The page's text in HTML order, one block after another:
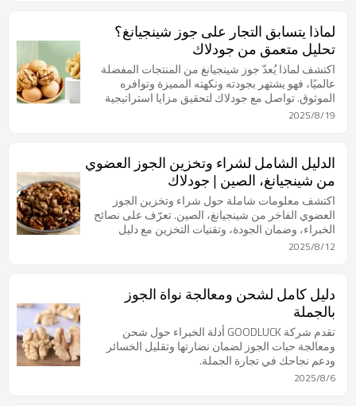
لماذا يتسابق التجار على جوز شينجيانغ؟
تحليل متعمق من جودلاك
اكتشف لماذا يُعدّ جوز شينجيانغ من المنتجات المفضلة
عالميًا، فهو يشتهر بجودته ونكهته المميزة وتوافره
الموثوق. تواصل مع جودلاك لتحقيق مزايا استراتيجية
وتلبية الطلب المتزايد في السوق.
2025/8/19
الدليل الشامل لشراء وتخزين الجوز العضوي
من شينجيانغ، الصين | جودلاك
اكتشف معلومات شاملة حول شراء وتخزين الجوز
العضوي الفاخر من شينجيانغ، الصين. تعرّف على نصائح
الخبراء، وضمان الجودة، وتقنيات التخزين مع دليل
جودلوك الشامل.
2025/8/12
دليل كامل لشحن ومعالجة نواة الجوز
بالجملة
تقدم شركة GOODLUCK أدلة الخبراء حول شحن
ومعالجة حبات الجوز لضمان نضارتها وتقليل الخسائر
ودعم نجاحك في تجارة الجملة.
2025/8/6